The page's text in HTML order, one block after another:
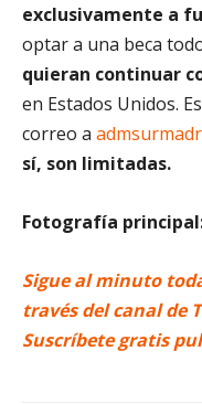
exclusivamente a
optar a una beca
quieran continuar
en Estados Unidos.
correo a
sí, son limitadas.
Fotografía
Sigue al minuto
través del canal de
Suscríbete gratis